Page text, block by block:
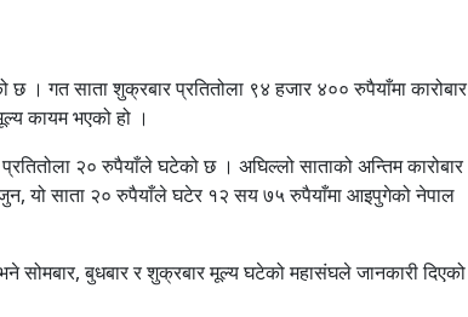
। गत साता शुक्रबार प्रतितोला ९४ हजार ४०० रुपैयाँमा कारोबार
कायम भएको हो ।
२० रुपैयाँले घटेको छ । अघिल्लो साताको अन्तिम कारोबार
यो साता २० रुपैयाँले घटेर १२ सय ७५ रुपैयाँमा आइपुगेको नेपाल
सोमबार, बुधबार र शुक्रबार मूल्य घटेको महासंघले जानकारी दिएको